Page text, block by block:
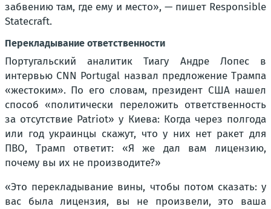
забвению там, где ему и место», — пишет Responsible
Statecraft.
Перекладывание ответственности
Португальский аналитик Тиагу Андре Лопес в
интервью CNN Portugal назвал предложение Трампа
«жестоким». По его словам, президент США нашел
способ «политически переложить ответственность
за отсутствие Patriot» у Киева: Когда через полгода
или год украинцы скажут, что у них нет ракет для
ПВО, Трамп ответит: «Я же дал вам лицензию,
почему вы их не производите?»
«Это перекладывание вины, чтобы потом сказать: у
вас была лицензия, вы не произвели, это ваша